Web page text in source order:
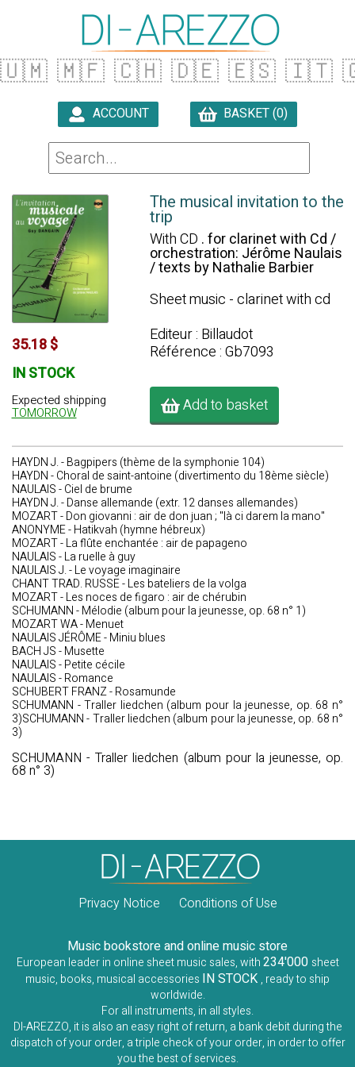
🇺🇲 🇲🇫 🇨🇭 🇩🇪 🇪🇸 🇮🇹
ACCOUNT BASKET (0)
35.18 $
IN STOCK
Expected shipping
TOMORROW
The musical invitation to the
trip
With CD . for clarinet with Cd /
orchestration: Jérôme Naulais
/ texts by Nathalie Barbier
Sheet music - clarinet with cd
Editeur : Billaudot
Référence : Gb7093
Add to basket
HAYDN J. - Bagpipers (thème de la symphonie 104)
HAYDN - Choral de saint-antoine (divertimento du 18ème siècle)
NAULAIS - Ciel de brume
HAYDN J. - Danse allemande (extr. 12 danses allemandes)
MOZART - Don giovanni : air de don juan ; "là ci darem la mano"
ANONYME - Hatikvah (hymne hébreux)
MOZART - La flûte enchantée : air de papageno
NAULAIS - La ruelle à guy
NAULAIS J. - Le voyage imaginaire
CHANT TRAD. RUSSE - Les bateliers de la volga
MOZART - Les noces de figaro : air de chérubin
SCHUMANN - Mélodie (album pour la jeunesse, op. 68 n° 1)
MOZART WA - Menuet
NAULAIS JÉRÔME - Miniu blues
BACH JS - Musette
NAULAIS - Petite cécile
NAULAIS - Romance
SCHUBERT FRANZ - Rosamunde
SCHUMANN - Traller liedchen (album pour la jeunesse, op. 68 n°
3)SCHUMANN - Traller liedchen (album pour la jeunesse, op. 68 n°
3)
SCHUMANN - Traller liedchen (album pour la jeunesse, op.
68 n° 3)
Privacy Notice Conditions of Use
Music bookstore and online music store
European leader in online sheet music sales, with234'000 sheet
music, books, musical accessories IN STOCK , ready to ship
worldwide.
For all instruments, in all styles.
DI-AREZZO, it is also an easy right of return, a bank debit during the
dispatch of your order, a triple check of your order, in order to offer
you the best of services.